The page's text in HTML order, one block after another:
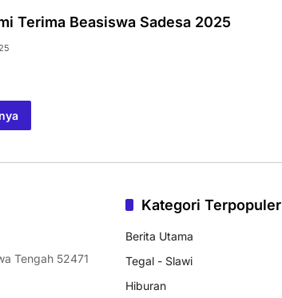
Terima Beasiswa Sadesa 2025
Tengah 52471
Kategori Terpopuler
Berita Utama
Tegal - Slawi
Hiburan